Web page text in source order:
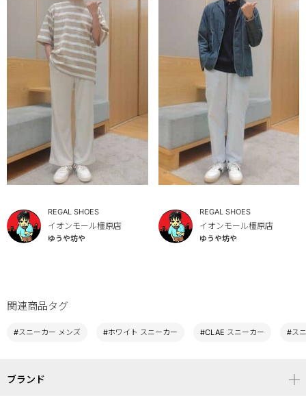
REGAL SHOES
イオンモール橿原店
ゆうや坊や
REGAL SHOES
イオンモール橿原店
ゆうや坊や
関連商品タグ
#スニーカー メンズ #ホワイト スニーカー #CLAE スニーカー #ス
ブランド